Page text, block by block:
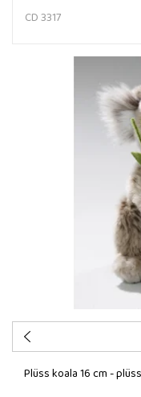
CD 3317
Plüss koala 16 cm -